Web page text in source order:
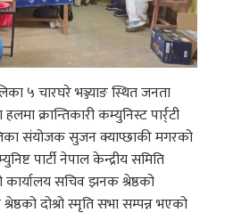
५ चारघरे भञ्ज्याङ स्थित जनता
क्रान्तिकारी कम्युनिस्ट पार्र्टी
संयोजक सुजन क्याप्छाकी मगरको
पार्टी नेपाल केन्द्रीय समिति
कार्यालय सचिव झनक श्रेष्ठको
दोश्रो स्मृति सभा सम्पन्न भएको